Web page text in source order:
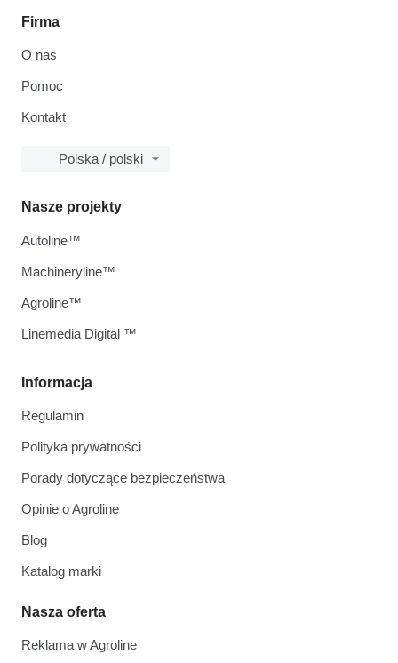
Firma
O nas
Pomoc
Kontakt
Polska / polski
Informacja
Regulamin
Polityka prywatności
Porady dotyczące bezpieczeństwa
Opinie o Agroline
Blog
Katalog marki
Nasza oferta
Reklama w Agroline
Nasze projekty
Autoline™
Machineryline™
Agroline™
Linemedia Digital ™